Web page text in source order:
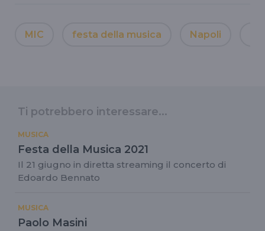
MIC festa della musica Napoli
Ti potrebbero interessare...
MUSICA
Festa della Musica 2021
Il 21 giugno in diretta streaming il concerto di
Edoardo Bennato
MUSICA
Paolo Masini